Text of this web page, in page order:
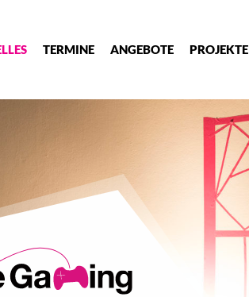
TERMINE ANGEBOTE PROJEKTE